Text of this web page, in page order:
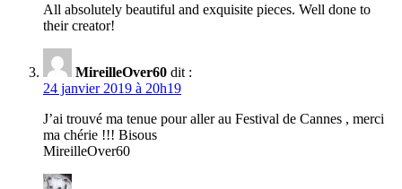
All absolutely beautiful and exquisite pieces. Well done to
their creator!
MireilleOver60 dit :
24 janvier 2019 à 20h19
J’ai trouvé ma tenue pour aller au Festival de Cannes , merci
ma chérie !!! Bisous
MireilleOver60